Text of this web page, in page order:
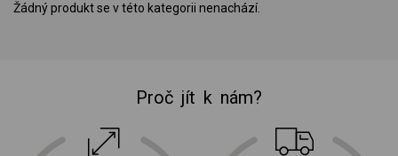
Žádný produkt se v této kategorii nenachází.
Proč jít k nám?